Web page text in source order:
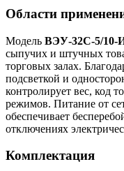
Области
Модель ВЭУ-32С-5/
сыпучих и штучных
торговых залах.
подсветкой и
контролирует вес, код
режимов. Питание от
обеспечивает
отключениях
Комплектация